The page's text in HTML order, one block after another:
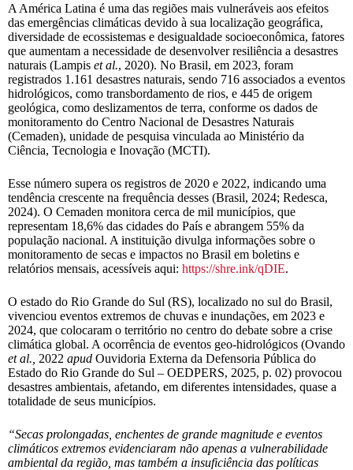
A América Latina é uma das regiões mais vulneráveis aos efeitos
das emergências climáticas devido à sua localização geográfica,
diversidade de ecossistemas e desigualdade socioeconômica, fatores
que aumentam a necessidade de desenvolver resiliência a desastres
naturais (Lampis et al., 2020). No Brasil, em 2023, foram
registrados 1.161 desastres naturais, sendo 716 associados a eventos
hidrológicos, como transbordamento de rios, e 445 de origem
geológica, como deslizamentos de terra, conforme os dados de
monitoramento do Centro Nacional de Desastres Naturais
(Cemaden), unidade de pesquisa vinculada ao Ministério da
Ciência, Tecnologia e Inovação (MCTI).
Esse número supera os registros de 2020 e 2022, indicando uma
tendência crescente na frequência desses (Brasil, 2024; Redesca,
2024). O Cemaden monitora cerca de mil municípios, que
representam 18,6% das cidades do País e abrangem 55% da
população nacional. A instituição divulga informações sobre o
monitoramento de secas e impactos no Brasil em boletins e
relatórios mensais, acessíveis aqui: https://shre.ink/qDIE.
O estado do Rio Grande do Sul (RS), localizado no sul do Brasil,
vivenciou eventos extremos de chuvas e inundações, em 2023 e
2024, que colocaram o território no centro do debate sobre a crise
climática global. A ocorrência de eventos geo-hidrológicos (Ovando
et al., 2022 apud Ouvidoria Externa da Defensoria Pública do
Estado do Rio Grande do Sul – OEDPERS, 2025, p. 02) provocou
desastres ambientais, afetando, em diferentes intensidades, quase a
totalidade de seus municípios.
“Secas prolongadas, enchentes de grande magnitude e eventos
climáticos extremos evidenciaram não apenas a vulnerabilidade
ambiental da região, mas também a insuficiência das políticas